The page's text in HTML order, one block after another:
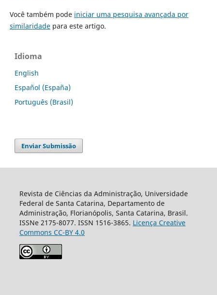
Você também pode iniciar uma pesquisa avançada por
similaridadepara este artigo.
Idioma
English
Español (España)
Português (Brasil)
Enviar Submissão
Revista de Ciências da Administração, Universidade
Federal de Santa Catarina, Departamento de
Administração, Florianópolis, Santa Catarina, Brasil.
ISSNe 2175-8077. ISSN 1516-3865. Licença Creative
Commons CC-BY 4.0